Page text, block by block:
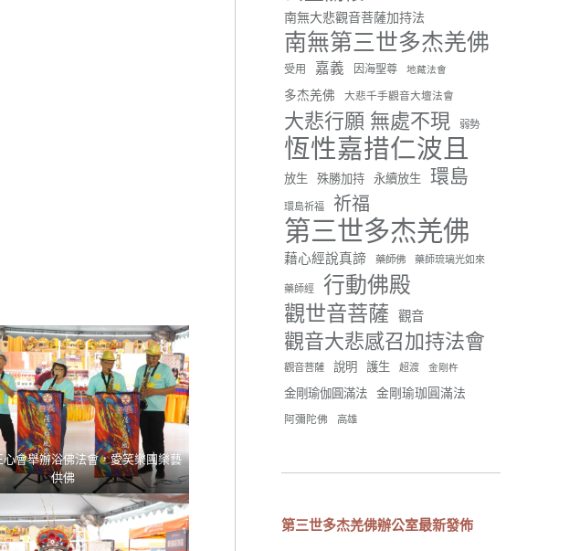
會舉辦浴佛法會，愛笑樂團樂藝
供佛
正心會行善列車開向花蓮基
隆， 關心榮民、榮眷及遺孤！
#正心會
#新北記者職業工會
#基隆榮服處
#花蓮榮家
91 42 則留言
分享
世界佛教正心會
June 21, 2026, 12:54 AM
週日（6/21）將於世界佛教正
心會金龜山三寶殿... 觀看更多
分享
南無大悲觀音菩薩加持法
南無第三世多杰羌佛
受用 嘉義 因海聖尊 地藏法會
多杰羌佛 大悲千手觀音大壇法會
大悲行願 無處不現 弱勢
恆性嘉措仁波且
放生 殊勝加持 永續放生 環島
環島祈福 祈福
第三世多杰羌佛
藉心經說真諦 藥師佛 藥師琉璃光如來
藥師經 行動佛殿
觀世音菩薩 觀音
觀音大悲感召加持法會
觀音菩薩 說明 護生 超渡 金剛杵
金剛瑜伽圓滿法 金剛瑜珈圓滿法
阿彌陀佛 高雄
第三世多杰羌佛辦公室最新發佈